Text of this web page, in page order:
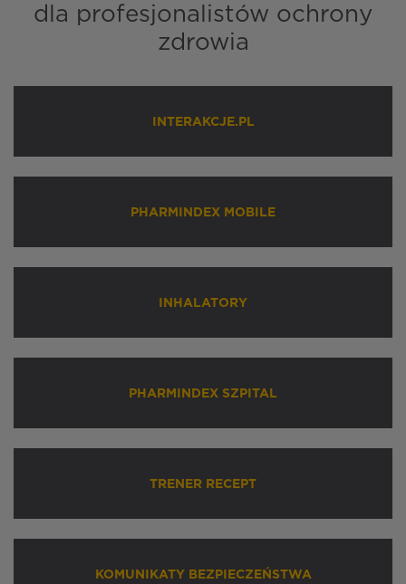
dla profesjonalistów ochrony
zdrowia
INTERAKCJE.PL
PHARMINDEX MOBILE
INHALATORY
PHARMINDEX SZPITAL
TRENER RECEPT
KOMUNIKATY BEZPIECZEŃSTWA